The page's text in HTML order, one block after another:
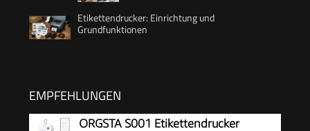
Etikettendrucker: Einrichtung und
Grundfunktionen
EMPFEHLUNGEN
ORGSTA S001 Etikettendrucker